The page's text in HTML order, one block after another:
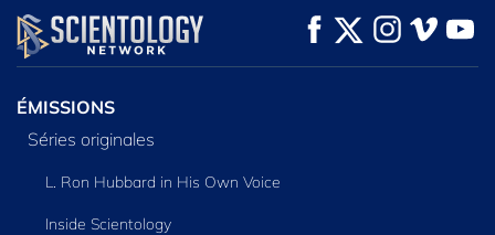
REGARDER REGARDER
DÉCOUVRIR LES
SÉRIES
ÉMISSIONS
Séries originales
L. Ron Hubbard in His Own Voice
Inside Scientology